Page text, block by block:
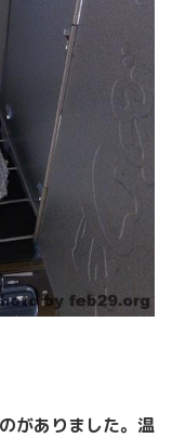
がありました。温